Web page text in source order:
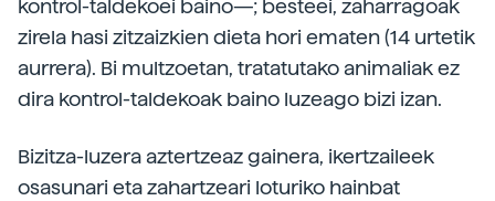
kontrol-taldekoei baino—; besteei, zaharragoak
zirela hasi zitzaizkien dieta hori ematen (14 urtetik
aurrera). Bi multzoetan, tratatutako animaliak ez
dira kontrol-taldekoak baino luzeago bizi izan.
Bizitza-luzera aztertzeaz gainera, ikertzaileek
osasunari eta zahartzeari loturiko hainbat